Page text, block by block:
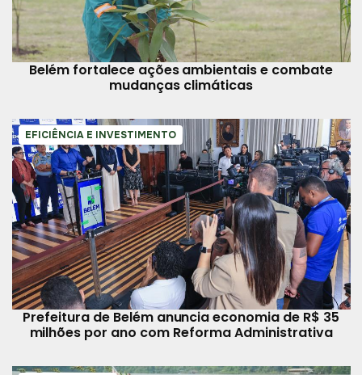
Belém fortalece ações ambientais e combate
mudanças climáticas
EFICIÊNCIA E INVESTIMENTO
Prefeitura de Belém anuncia economia de R$ 35
milhões por ano com Reforma Administrativa